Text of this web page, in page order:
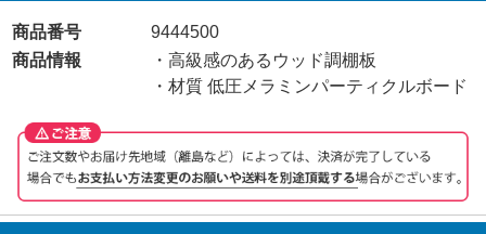
商品番号
9444500
商品情報
・高級感のあるウッド調棚板
・材質 低圧メラミンパーティクルボード